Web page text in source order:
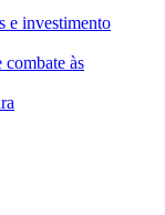
e investimento
combate às